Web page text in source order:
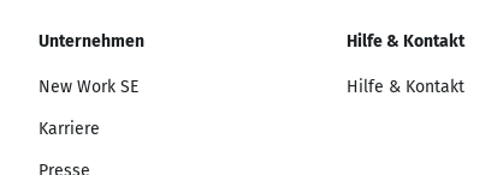
Unternehmen
New Work SE
Karriere
Presse
Hilfe & Kontakt
Hilfe & Kontakt